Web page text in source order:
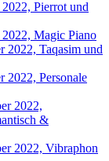
Pierrot und
Magic Piano
2022, Taqasim und
2022, Personale
2022,
&
2022, Vibraphon